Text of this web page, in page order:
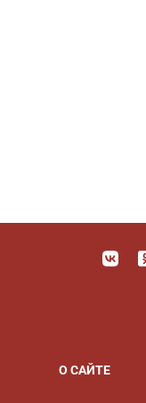
О САЙТЕ